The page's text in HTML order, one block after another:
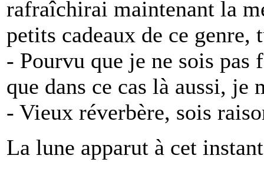
rafraîchirai maintenant la
petits cadeaux de ce
- Pourvu que je ne sois pas
que dans ce cas là aussi, je
- Vieux réverbère, sois
La lune apparut à cet